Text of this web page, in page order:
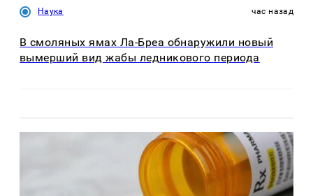
Наука час назад
В смоляных ямах Ла-Бреа обнаружили новый
вымерший вид жабы ледникового периода